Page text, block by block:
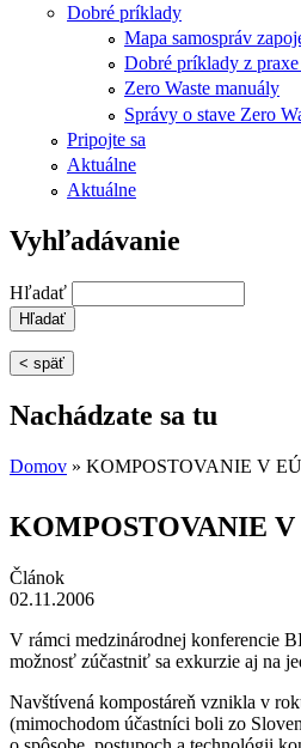
Dobré príklady
Mapa samospráv
Dobré príklady z
Zero Waste manuály
Správy o stave Zero
Pripojte sa
Aktuálne
Aktuálne
Vyhľadávanie
Hľadať
< späť
Nachádzate sa tu
Domov » KOMPOSTOVANIE V
KOMPOSTOVANIE
Článok
02.11.2006
V rámci medzinárodnej konferencie
možnosť zúčastniť sa exkurzie aj na
Navštívená kompostáreň vznikla v
(mimochodom účastníci boli zo